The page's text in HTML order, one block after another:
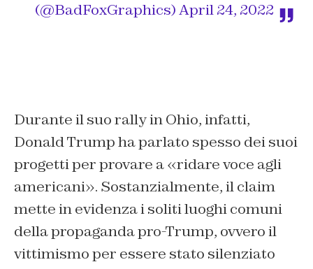
(@BadFoxGraphics)April 24, 2022
Durante il suo rally in Ohio, infatti,
Donald Trump ha parlato spesso dei suoi
progetti per provare a «ridare voce agli
americani». Sostanzialmente, il claim
mette in evidenza i soliti luoghi comuni
della propaganda pro-Trump, ovvero il
vittimismo per essere stato silenziato